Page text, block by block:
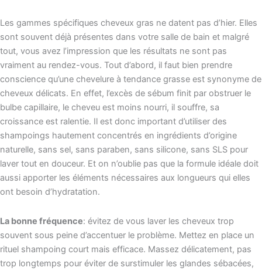
Les gammes spécifiques cheveux gras ne datent pas d’hier. Elles
sont souvent déjà présentes dans votre salle de bain et malgré
tout, vous avez l’impression que les résultats ne sont pas
vraiment au rendez-vous. Tout d’abord, il faut bien prendre
conscience qu’une chevelure à tendance grasse est synonyme de
cheveux délicats. En effet, l’excès de sébum finit par obstruer le
bulbe capillaire, le cheveu est moins nourri, il souffre, sa
croissance est ralentie. Il est donc important d’utiliser des
shampoings hautement concentrés en ingrédients d’origine
naturelle, sans sel, sans paraben, sans silicone, sans SLS pour
laver tout en douceur. Et on n’oublie pas que la formule idéale doit
aussi apporter les éléments nécessaires aux longueurs qui elles
ont besoin d’hydratation.
La bonne fréquence: évitez de vous laver les cheveux trop
souvent sous peine d’accentuer le problème. Mettez en place un
rituel shampoing court mais efficace. Massez délicatement, pas
trop longtemps pour éviter de surstimuler les glandes sébacées,